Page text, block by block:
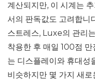
계산되지만, 이 시계는
서의 판독값도 고려합
스트레스, Luxe의 관리
착용한 후 매일 100점
는 디스플레이와 휴대성
비슷하지만 몇 가지 새